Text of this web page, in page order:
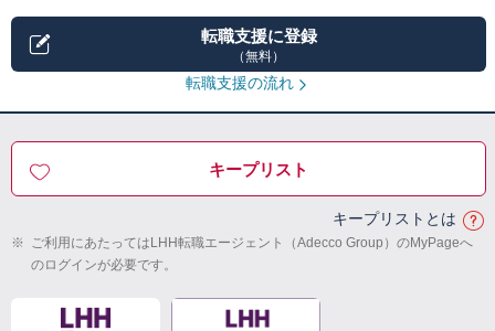
転職支援に登録
（無料）
転職支援の流れ
キープリスト
キープリストとは
※ ご利用にあたってはLHH転職エージェント（Adecco Group）のMyPageへ
のログインが必要です。